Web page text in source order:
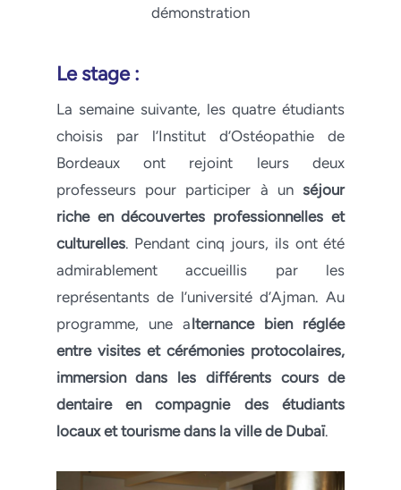
démonstration
Le stage :
La semaine suivante, les quatre étudiants
choisis par l’Institut d’Ostéopathie de
Bordeaux ont rejoint leurs deux
professeurs pour participer à unséjour
riche en découvertes professionnelles et
culturelles. Pendant cinq jours, ils ont été
admirablement accueillis par les
représentants de l’université d’Ajman. Au
programme, une alternance bien réglée
entre visites et cérémonies protocolaires,
immersion dans les différents cours de
dentaire en compagnie des étudiants
locaux et tourisme dans la ville de Dubaï.